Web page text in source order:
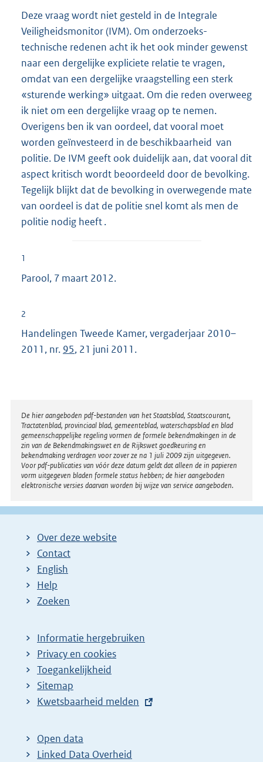
Deze vraag wordt niet gesteld in de Integrale
Veiligheidsmonitor (IVM). Om onderzoeks-
technische redenen acht ik het ook minder gewenst
naar een dergelijke expliciete relatie te vragen,
omdat van een dergelijke vraagstelling een sterk
«sturende werking» uitgaat. Om die reden overweeg
ik niet om een dergelijke vraag op te nemen.
Overigens ben ik van oordeel, dat vooral moet
worden geïnvesteerd in de beschikbaarheid van
politie. De IVM geeft ook duidelijk aan, dat vooral dit
aspect kritisch wordt beoordeeld door de bevolking.
Tegelijk blijkt dat de bevolking in overwegende mate
van oordeel is dat de politie snel komt als men de
politie nodig heeft .
1
Parool, 7 maart 2012.
2
Handelingen Tweede Kamer, vergaderjaar 2010–
2011, nr. 95, 21 juni 2011.
Disclaimer
De hier aangeboden pdf-bestanden van het Staatsblad, Staatscourant,
Tractatenblad, provinciaal blad, gemeenteblad, waterschapsblad en blad
gemeenschappelijke regeling vormen de formele bekendmakingen in de
zin van de Bekendmakingswet en de Rijkswet goedkeuring en
bekendmaking verdragen voor zover ze na 1 juli 2009 zijn uitgegeven.
Voor pdf-publicaties van vóór deze datum geldt dat alleen de in papieren
vorm uitgegeven bladen formele status hebben; de hier aangeboden
elektronische versies daarvan worden bij wijze van service aangeboden.
Over deze website
Contact
English
Help
Zoeken
Informatie hergebruiken
Privacy en cookies
Toegankelijkheid
Sitemap
E
t
e
Kwetsbaarheid melden
Open data
Linked Data Overheid